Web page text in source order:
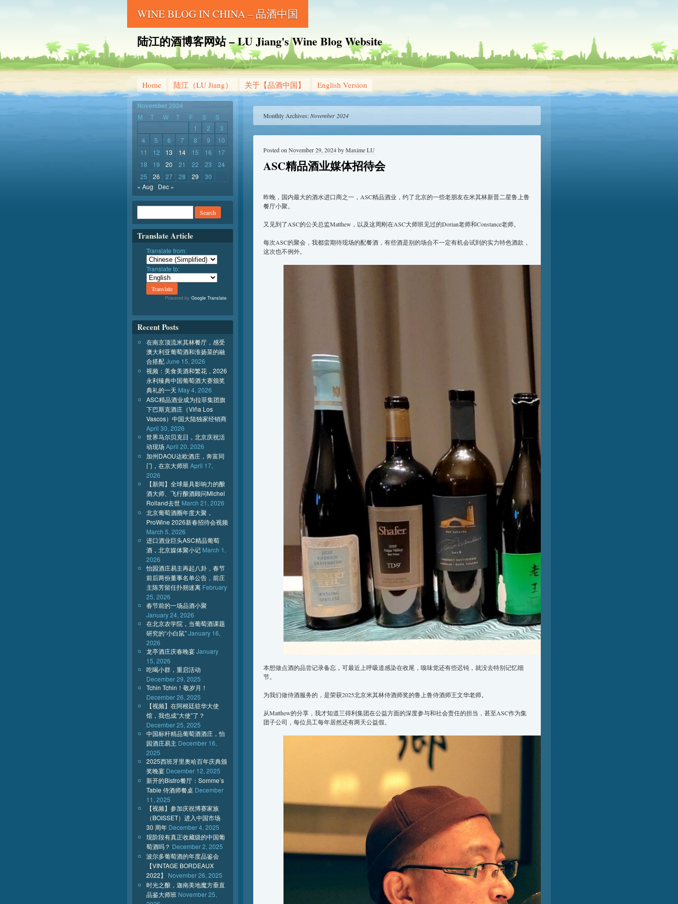
WINE BLOG IN CHINA – 品酒中国
陆江的酒博客网站 – LU Jiang's Wine Blog Website
Home 陆江（LU Jiang） 关于【品酒中国】 English Version
Monthly Archives:November 2024
ASC精品酒业媒体招待会
Posted on November 29, 2024byMaxime LU
昨晚，国内最大的酒水进口商之一，ASC精品酒业，约了北京的一些老朋友在米其林新晋二星鲁上鲁
餐厅小聚。
又见到了ASC的公关总监Matthew，以及这周刚在ASC大师班见过的Dorian老师和Constance老师。
每次ASC的聚会，我都蛮期待现场的配餐酒，有些酒是别的场合不一定有机会试到的实力特色酒款，
这次也不例外。
本想做点酒的品尝记录备忘，可最近上呼吸道感染在收尾，嗅味觉还有些迟钝，就没去特别记忆细
节。
为我们做侍酒服务的，是荣获2025北京米其林侍酒师奖的鲁上鲁侍酒师王文华老师。
从Matthew的分享，我才知道三得利集团在公益方面的深度参与和社会责任的担当，甚至ASC作为集
团子公司，每位员工每年居然还有两天公益假。
November 2024
M T W T F S
S
1
2
3
4
5 6 7 8 9
10
11
12 13 14 15 16
17
18
19 20 21 22 23
24
25
26 27 28 29
30
« Aug
Dec »
Translate Article
Translate from:
Translate to:
Powered by Google Translate.
Recent Posts
在南京顶流米其林餐厅，感受
澳大利亚葡萄酒和淮扬菜的融
合搭配June 15, 2026
视频：美食美酒和繁花，2026
永利臻典中国葡萄酒大赛颁奖
典礼的一天 May 4, 2026
ASC精品酒业成为拉菲集团旗
下巴斯克酒庄（Viña Los
Vascos）中国大陆独家经销商
April 30, 2026
世界马尔贝克日，北京庆祝活
动现场April 20, 2026
加州DAOU达欧酒庄，奔富同
门，在京大师班 April 17,
2026
【新闻】全球最具影响力的酿
酒大师、飞行酿酒顾问Michel
Rolland去世 March 21, 2026
北京葡萄酒圈年度大聚，
ProWine 2026新春招待会视频
March 5, 2026
进口酒业巨头ASC精品葡萄
酒，北京媒体聚小记 March 1,
2026
怡园酒庄易主再起八卦，春节
前后两份董事名单公告，前庄
主陈芳留任扑朔迷离 February
25, 2026
春节前的一场品酒小聚
January 24, 2026
在北京农学院，当葡萄酒课题
研究的“小白鼠”January 16,
2026
龙亭酒庄庆春晚宴January
15, 2026
吃喝小群，重启活动
December 29, 2025
Tchin Tchin！敬岁月！
December 26, 2025
【视频】在阿根廷驻华大使
馆，我也成“大使”了？
December 25, 2025
中国标杆精品葡萄酒酒庄，怡
园酒庄易主 December 16,
2025
2025西班牙里奥哈百年庆典颁
奖晚宴 December 12, 2025
新开的Bistro餐厅：Somme’s
Table 侍酒师餐桌 December
11, 2025
【视频】参加庆祝博赛家族
（BOISSET）进入中国市场
30 周年 December 4, 2025
现阶段有真正收藏级的中国葡
萄酒吗？ December 2, 2025
波尔多葡萄酒的年度品鉴会
【VINTAGE BORDEAUX
2022】
November 26, 2025
时光之酿，迦南美地魔方垂直
品鉴大师班 November 25,